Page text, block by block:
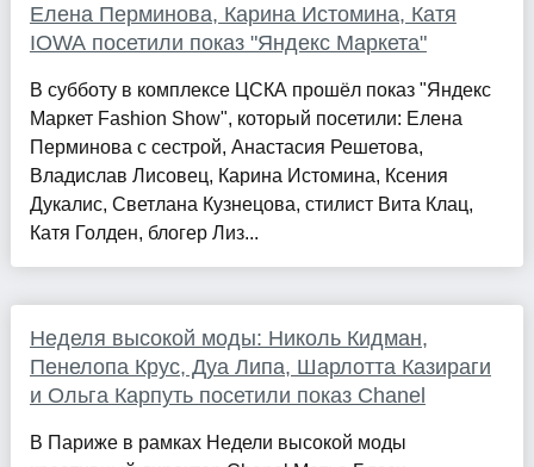
Елена Перминова, Карина Истомина, Катя
IOWA посетили показ "Яндекс Маркета"
В субботу в комплексе ЦСКА прошёл показ "Яндекс
Маркет Fashion Show", который посетили: Елена
Перминова с сестрой, Анастасия Решетова,
Владислав Лисовец, Карина Истомина, Ксения
Дукалис, Светлана Кузнецова, стилист Вита Клац,
Катя Голден, блогер Лиз...
Неделя высокой моды: Николь Кидман,
Пенелопа Крус, Дуа Липа, Шарлотта Казираги
и Ольга Карпуть посетили показ Chanel
В Париже в рамках Недели высокой моды